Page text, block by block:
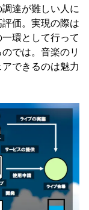
達が難しい人に
価。実現の際は
環として行って
では。音楽のリ
できるのは魅力